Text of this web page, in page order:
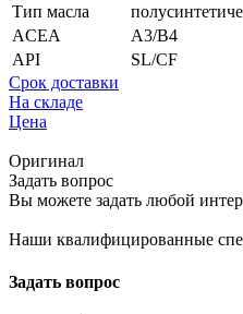
Тип масла
ACEA
A3/B4
API
SL/CF
Срок доставки
На складе
Цена
Оригинал
Задать вопрос
Вы можете задать любой
Наши квалифицированные
Задать вопрос